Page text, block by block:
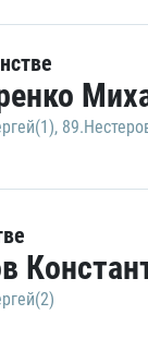
,